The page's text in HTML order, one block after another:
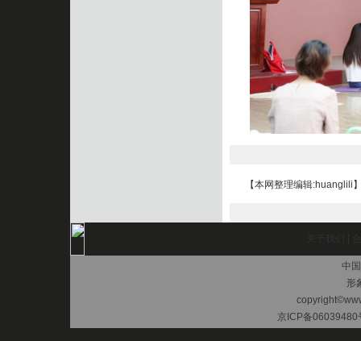
【本网整理编辑:huanglili
中
形
京ICP备06039480